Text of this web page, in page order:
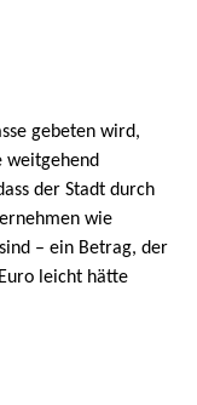
gebeten wird,
weitgehend
der Stadt durch
wie
– ein Betrag, der
leicht hätte